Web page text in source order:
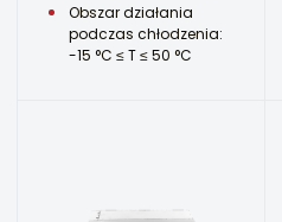
Obszar działania
podczas chłodzenia:
-15 °C ≤ T ≤ 50 °C